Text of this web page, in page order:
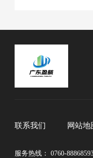
联系我们 网站地
服务热线： 0760-